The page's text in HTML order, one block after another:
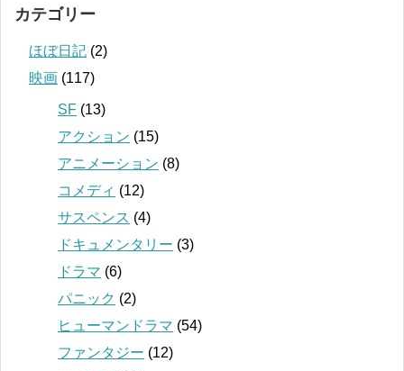
カテゴリー
ほぼ日記 (2)
映画 (117)
SF (13)
アクション (15)
アニメーション (8)
コメディ (12)
サスペンス (4)
ドキュメンタリー (3)
ドラマ (6)
パニック (2)
ヒューマンドラマ (54)
ファンタジー (12)